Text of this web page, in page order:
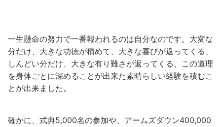
一生懸命の努力で一番報われるのは自分なのです。大変な
分だけ、大きな功徳が積めて、大きな喜びが返ってくる、
しんどい分だけ、大きな有り難さが返ってくる、この道理
を身体ごとに深めることが出来た素晴らしい経験を積むこ
とが出来ました。
確かに、式典5,000名の参加や、アームズダウン400,000